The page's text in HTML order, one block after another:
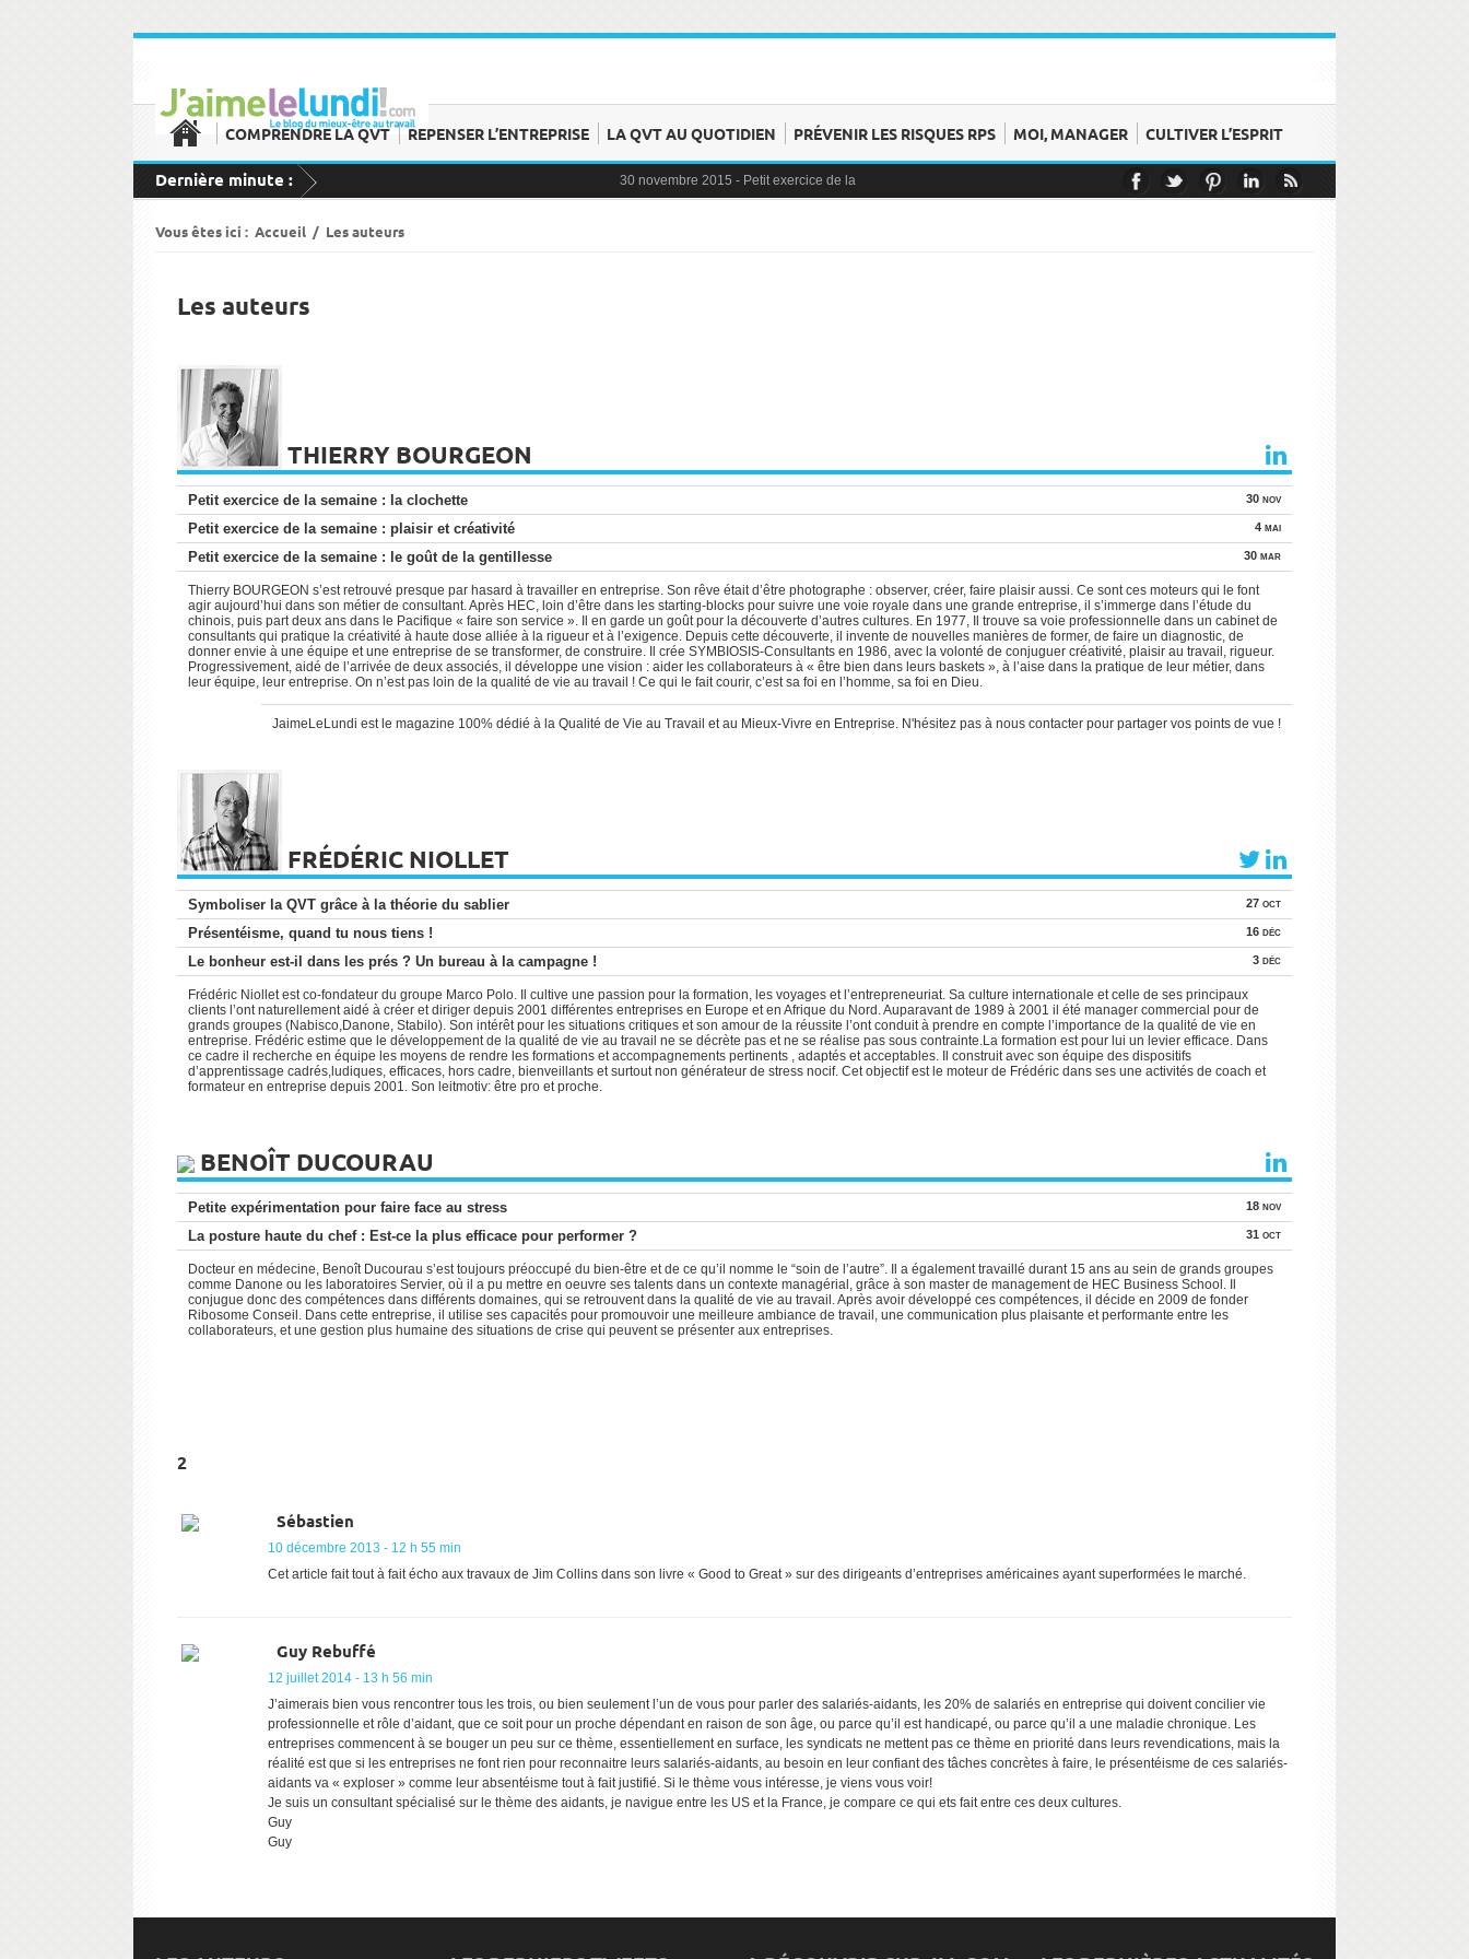
COMPRENDRE LA QVT REPENSER L’ENTREPRISE LA QVT AU QUOTIDIEN PRÉVENIR LES RISQUES RPS MOI, MANAGER CULTIVER L’ESPRIT
Dernière minute : 30 novembre 2015 -Petit exercice de la semaine : la clochette
30 novembre 2015 -Blague au bureau #9
Vous êtes ici : Accueil / Les auteurs
Les auteurs
THIERRY BOURGEON
Petit exercice de la semaine : la clochette 30 nov
Petit exercice de la semaine : plaisir et créativité 4 mai
Petit exercice de la semaine : le goût de la gentillesse 30 mar
Thierry BOURGEON s’est retrouvé presque par hasard à travailler en entreprise. Son rêve était d’être photographe : observer, créer, faire plaisir aussi. Ce sont ces moteurs qui le font
agir aujourd’hui dans son métier de consultant. Après HEC, loin d’être dans les starting-blocks pour suivre une voie royale dans une grande entreprise, il s’immerge dans l’étude du
chinois, puis part deux ans dans le Pacifique « faire son service ». Il en garde un goût pour la découverte d’autres cultures. En 1977, Il trouve sa voie professionnelle dans un cabinet de
consultants qui pratique la créativité à haute dose alliée à la rigueur et à l’exigence. Depuis cette découverte, il invente de nouvelles manières de former, de faire un diagnostic, de
donner envie à une équipe et une entreprise de se transformer, de construire. Il crée SYMBIOSIS-Consultants en 1986, avec la volonté de conjuguer créativité, plaisir au travail, rigueur.
Progressivement, aidé de l’arrivée de deux associés, il développe une vision : aider les collaborateurs à « être bien dans leurs baskets », à l’aise dans la pratique de leur métier, dans
leur équipe, leur entreprise. On n’est pas loin de la qualité de vie au travail ! Ce qui le fait courir, c’est sa foi en l’homme, sa foi en Dieu.
JaimeLeLundi est le magazine 100% dédié à la Qualité de Vie au Travail et au Mieux-Vivre en Entreprise. N'hésitez pas à nous contacter pour partager vos points de vue !
FRÉDÉRIC NIOLLET
Symboliser la QVT grâce à la théorie du sablier 27 oct
Présentéisme, quand tu nous tiens ! 16 déc
Le bonheur est-il dans les prés ? Un bureau à la campagne ! 3 déc
Frédéric Niollet est co-fondateur du groupe Marco Polo. Il cultive une passion pour la formation, les voyages et l’entrepreneuriat. Sa culture internationale et celle de ses principaux
clients l’ont naturellement aidé à créer et diriger depuis 2001 différentes entreprises en Europe et en Afrique du Nord. Auparavant de 1989 à 2001 il été manager commercial pour de
grands groupes (Nabisco,Danone, Stabilo). Son intérêt pour les situations critiques et son amour de la réussite l’ont conduit à prendre en compte l’importance de la qualité de vie en
entreprise. Frédéric estime que le développement de la qualité de vie au travail ne se décrète pas et ne se réalise pas sous contrainte.La formation est pour lui un levier efficace. Dans
ce cadre il recherche en équipe les moyens de rendre les formations et accompagnements pertinents , adaptés et acceptables. Il construit avec son équipe des dispositifs
d’apprentissage cadrés,ludiques, efficaces, hors cadre, bienveillants et surtout non générateur de stress nocif. Cet objectif est le moteur de Frédéric dans ses une activités de coach et
formateur en entreprise depuis 2001. Son leitmotiv: être pro et proche.
BENOÎT DUCOURAU
Petite expérimentation pour faire face au stress 18 nov
La posture haute du chef : Est-ce la plus efficace pour performer ? 31 oct
Docteur en médecine, Benoît Ducourau s’est toujours préoccupé du bien-être et de ce qu’il nomme le “soin de l’autre”. Il a également travaillé durant 15 ans au sein de grands groupes
comme Danone ou les laboratoires Servier, où il a pu mettre en oeuvre ses talents dans un contexte managérial, grâce à son master de management de HEC Business School. Il
conjugue donc des compétences dans différents domaines, qui se retrouvent dans la qualité de vie au travail. Après avoir développé ces compétences, il décide en 2009 de fonder
Ribosome Conseil. Dans cette entreprise, il utilise ses capacités pour promouvoir une meilleure ambiance de travail, une communication plus plaisante et performante entre les
collaborateurs, et une gestion plus humaine des situations de crise qui peuvent se présenter aux entreprises.
2
Sébastien
10 décembre 2013 - 12 h 55 min
Cet article fait tout à fait écho aux travaux de Jim Collins dans son livre « Good to Great » sur des dirigeants d’entreprises américaines ayant superformées le marché.
Guy Rebuffé
12 juillet 2014 - 13 h 56 min
J’aimerais bien vous rencontrer tous les trois, ou bien seulement l’un de vous pour parler des salariés-aidants, les 20% de salariés en entreprise qui doivent concilier vie
professionnelle et rôle d’aidant, que ce soit pour un proche dépendant en raison de son âge, ou parce qu’il est handicapé, ou parce qu’il a une maladie chronique. Les
entreprises commencent à se bouger un peu sur ce thème, essentiellement en surface, les syndicats ne mettent pas ce thème en priorité dans leurs revendications, mais la
réalité est que si les entreprises ne font rien pour reconnaitre leurs salariés-aidants, au besoin en leur confiant des tâches concrètes à faire, le présentéisme de ces salariés-
aidants va « exploser » comme leur absentéisme tout à fait justifié. Si le thème vous intéresse, je viens vous voir!
Je suis un consultant spécialisé sur le thème des aidants, je navigue entre les US et la France, je compare ce qui ets fait entre ces deux cultures.
Guy
Guy